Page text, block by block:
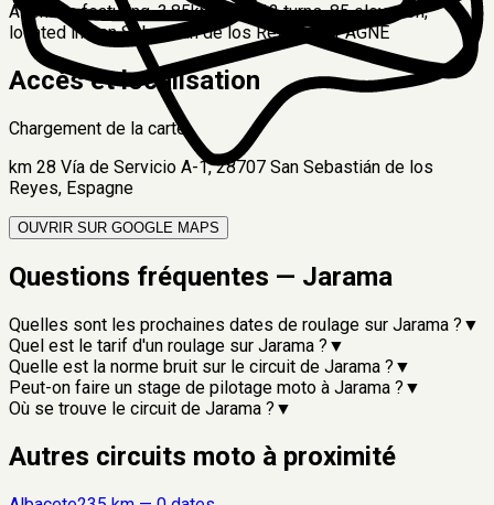
Asphalte featuring, 3.85km long, 13 turns, 85 elevation,
located in San Sebastián de los Reyes, ESPAGNE
Accès et localisation
Chargement de la carte...
km 28 Vía de Servicio A-1, 28707 San Sebastián de los
Reyes, Espagne
OUVRIR SUR GOOGLE MAPS
Questions fréquentes — Jarama
Quelles sont les prochaines dates de roulage sur Jarama ? ▼
Quel est le tarif d'un roulage sur Jarama ? ▼
Quelle est la norme bruit sur le circuit de Jarama ? ▼
Peut-on faire un stage de pilotage moto à Jarama ? ▼
Où se trouve le circuit de Jarama ? ▼
Autres circuits moto à proximité